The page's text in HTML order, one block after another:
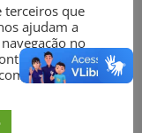
pelo
em agosto
terceiros que
ajudam a
no
a
o uso de